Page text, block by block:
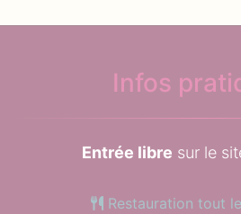
Infos
Entrée libre sur le
Restauration tout